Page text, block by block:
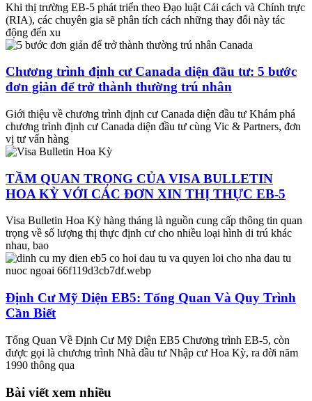
Khi thị trường EB-5 phát triển theo Đạo luật Cải cách và Chính trực
(RIA), các chuyên gia sẽ phân tích cách những thay đổi này tác
động đến xu
Chương trình định cư Canada diện đầu tư: 5 bước
đơn giản để trở thành thường trú nhân
Giới thiệu về chương trình định cư Canada diện đầu tư Khám phá
chương trình định cư Canada diện đầu tư cùng Vic & Partners, đơn
vị tư vấn hàng
TẦM QUAN TRỌNG CỦA VISA BULLETIN
HOA KỲ VỚI CÁC ĐƠN XIN THỊ THỰC EB-5
Visa Bulletin Hoa Kỳ hàng tháng là nguồn cung cấp thông tin quan
trọng về số lượng thị thực định cư cho nhiều loại hình di trú khác
nhau, bao
Định Cư Mỹ Diện EB5: Tổng Quan Và Quy Trình
Cần Biết
Tổng Quan Về Định Cư Mỹ Diện EB5 Chương trình EB-5, còn
được gọi là chương trình Nhà đầu tư Nhập cư Hoa Kỳ, ra đời năm
1990 thông qua
Bài viết xem nhiều